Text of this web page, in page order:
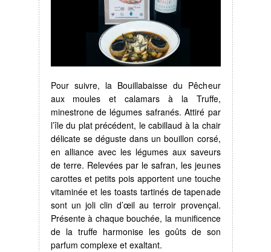
Pour suivre, la Bouillabaisse du Pêcheur
aux moules et calamars à la Truffe,
minestrone de légumes safranés. Attiré par
l’île du plat précédent, le cabillaud à la chair
délicate se déguste dans un bouillon corsé,
en alliance avec les légumes aux saveurs
de terre. Relevées par le safran, les jeunes
carottes et petits pois apportent une touche
vitaminée et les toasts tartinés de tapenade
sont un joli clin d’œil au terroir provençal.
Présente à chaque bouchée, la munificence
de la truffe harmonise les goûts de son
parfum complexe et exaltant.